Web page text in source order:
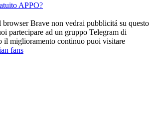
APPO?
browser Brave non vedrai pubblicitá su questo
partecipare ad un gruppo Telegram di
il miglioramento continuo puoi visitare
fans